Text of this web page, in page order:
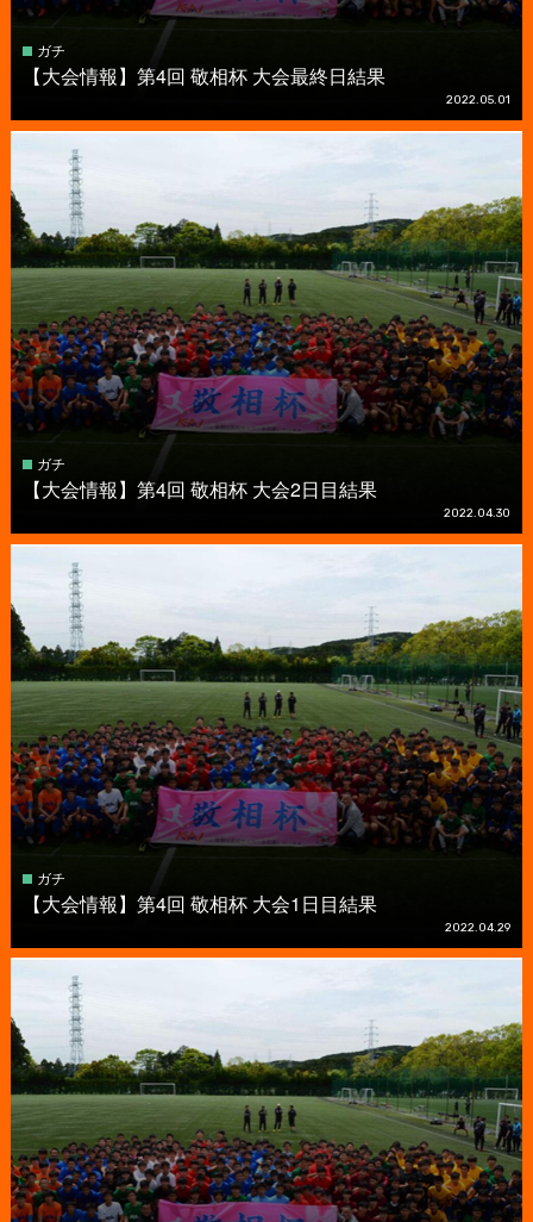
ガチ
【大会情報】第4回 敬相杯 大会最終日結果
2022.05.01
ガチ
【大会情報】第4回 敬相杯 大会2日目結果
2022.04.30
ガチ
【大会情報】第4回 敬相杯 大会1日目結果
2022.04.29